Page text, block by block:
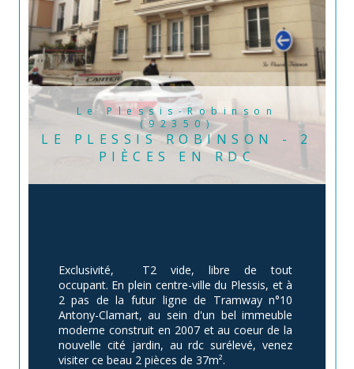
Le Plessis-Robinson
(92350)
LE PLESSIS ROBINSON - 2
PIÈCES EN RDC
Exclusivité,  T2 vide, libre de tout
occupant. En plein centre-ville du Plessis, et à
2 pas de la futur ligne de Tramway n°10
Antony-Clamart, au sein d'un bel immeuble
moderne construit en 2007 et au coeur de la
nouvelle cité jardin, au rdc surélevé, venez
visiter ce beau 2 pièces de 37m².